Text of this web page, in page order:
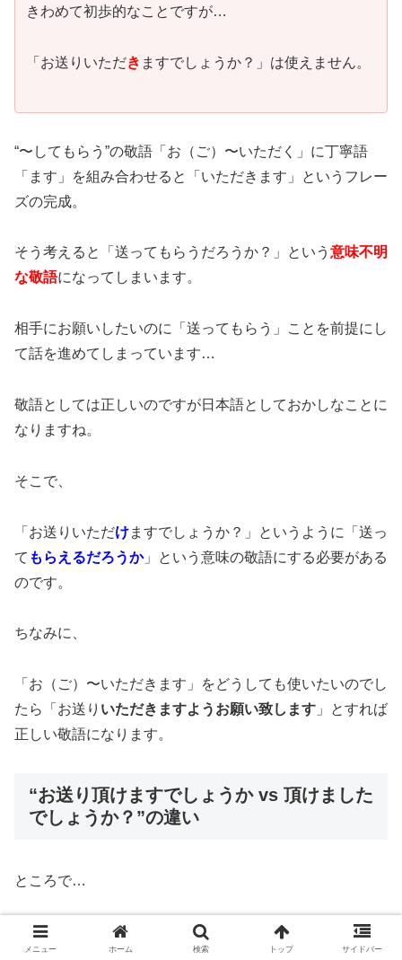
きわめて初歩的なことですが…
「お送りいただき ますでしょうか？」は使えません。
“〜してもらう”の敬語「お（ご）〜いただく」に丁寧語
「ます」を組み合わせると「いただきます」というフレー
ズの完成。
そう考えると「送ってもらうだろうか？」という 意味不明
な敬語になってしまいます。
相手にお願いしたいのに「送ってもらう」ことを前提にし
て話を進めてしまっています…
敬語としては正しいのですが日本語としておかしなことに
なりますね。
そこで、
「お送りいただけますでしょうか？」というように「送っ
て もらえるだろうか」という意味の敬語にする必要がある
のです。
ちなみに、
「お（ご）〜いただきます」をどうしても使いたいのでし
たら「お送り いただきますようお願い致します 」とすれば
正しい敬語になります。
“お送り頂けますでしょうか vs 頂けました
でしょうか？”の違い
ところで…
現在形「お送りいただけますでしょうか？」だけでなく
メニュー ホーム 検索 トップ サイドバー